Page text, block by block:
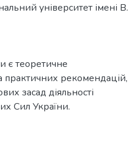
університет імені В.
є теоретичне
практичних рекомендацій,
засад діяльності
Сил України.